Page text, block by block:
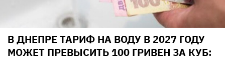
В ДНЕПРЕ ТАРИФ НА ВОДУ В 2027 ГОДУ
МОЖЕТ ПРЕВЫСИТЬ 100 ГРИВЕН ЗА КУБ: